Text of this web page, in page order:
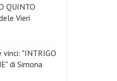
QUINTO
Vieri
vinci: "INTRIGO
di Simona